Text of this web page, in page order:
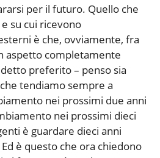
per il futuro. Quello che
su cui ricevono
è che, ovviamente, fra
aspetto completamente
preferito – penso sia
tendiamo sempre a
nei prossimi due anni
nei prossimi dieci
è guardare dieci anni
è questo che ora chiedono